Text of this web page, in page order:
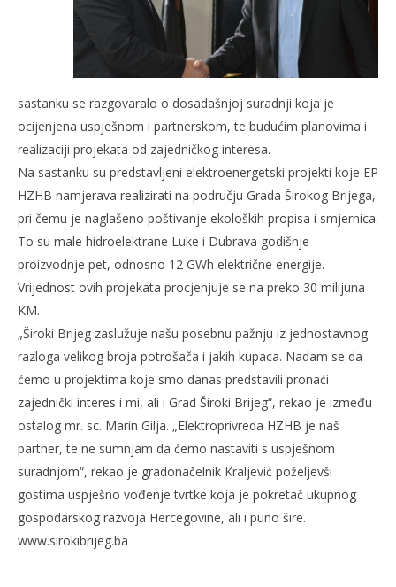
sastanku se razgovaralo o dosadašnjoj suradnji koja je
ocijenjena uspješnom i partnerskom, te budućim planovima i
realizaciji projekata od zajedničkog interesa.
Na sastanku su predstavljeni elektroenergetski projekti koje EP
HZHB namjerava realizirati na području Grada Širokog Brijega,
pri čemu je naglašeno poštivanje ekoloških propisa i smjernica.
To su male hidroelektrane Luke i Dubrava godišnje
proizvodnje pet, odnosno 12 GWh električne energije.
Vrijednost ovih projekata procjenjuje se na preko 30 milijuna
KM.
„Široki Brijeg zaslužuje našu posebnu pažnju iz jednostavnog
razloga velikog broja potrošača i jakih kupaca. Nadam se da
ćemo u projektima koje smo danas predstavili pronaći
zajednički interes i mi, ali i Grad Široki Brijeg“, rekao je između
ostalog mr. sc. Marin Gilja. „Elektroprivreda HZHB je naš
partner, te ne sumnjam da ćemo nastaviti s uspješnom
suradnjom“, rekao je gradonačelnik Kraljević poželjevši
gostima uspješno vođenje tvrtke koja je pokretač ukupnog
gospodarskog razvoja Hercegovine, ali i puno šire.
www.sirokibrijeg.ba